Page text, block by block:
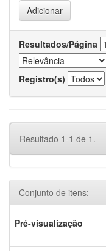
Resultados/Página
Registro(s)
Resultado 1-1 de 1.
Conjunto de itens:
Pré-visualização